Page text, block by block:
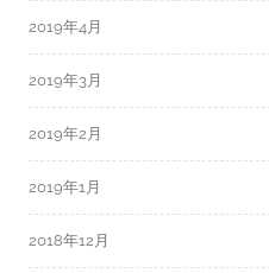
2019年4月
2019年3月
2019年2月
2019年1月
2018年12月